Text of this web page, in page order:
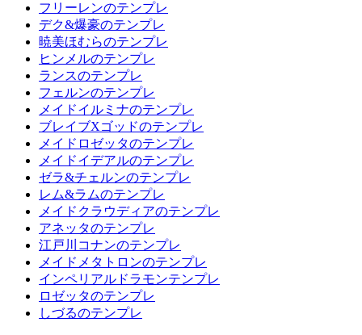
フリーレンのテンプレ
デク&爆豪のテンプレ
暁美ほむらのテンプレ
ヒンメルのテンプレ
ランスのテンプレ
フェルンのテンプレ
メイドイルミナのテンプレ
ブレイブXゴッドのテンプレ
メイドロゼッタのテンプレ
メイドイデアルのテンプレ
ゼラ&チェルンのテンプレ
レム&ラムのテンプレ
メイドクラウディアのテンプレ
アネッタのテンプレ
江戸川コナンのテンプレ
メイドメタトロンのテンプレ
インペリアルドラモンテンプレ
ロゼッタのテンプレ
しづるのテンプレ